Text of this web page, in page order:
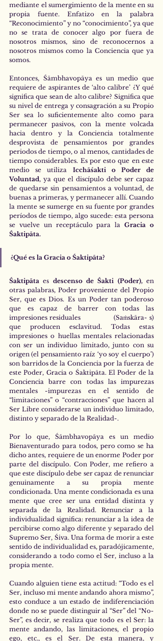
mediante el sumergimiento de la mente en su
propia fuente. Enfatizo en la palabra
“Reconocimiento” y no “conocimiento”, ya que
no se trata de conocer algo por fuera de
nosotros mismos, sino de reconocernos a
nosotros mismos como la Conciencia que ya
somos.
Entonces, Śāmbhavopāya es un medio que
requiere de aspirantes de ‘alto calibre’ ¿Y qué
significa que sean de alto calibre? Significa que
su nivel de entrega y consagración a su Propio
Ser sea lo suficientemente alto como para
permanecer pasivos, con la mente volcada
hacia dentro y la Conciencia totalmente
desprovista de pensamientos por grandes
periodos de tiempo, o al menos, cantidades de
tiempo considerables. Es por esto que en este
medio se utiliza Icchāśakti o Poder de
Voluntad, ya que el discípulo debe ser capaz
de quedarse sin pensamientos a voluntad, de
buenas a primeras, y permanecer allí. Cuando
la mente se sumerge en su fuente por grandes
períodos de tiempo, algo sucede: esta persona
se vuelve un receptáculo para la Gracia o
Śaktipāta.
¿Qué es la Gracia o Śaktipāta?
Śaktipāta es descenso de Śakti (Poder), en
otras palabras, Poder proveniente del Propio
Ser, que es Dios. Es un Poder tan poderoso
que es capaz de barrer con todas las
impresiones residuales                (Saṁskāra- s)
que producen esclavitud. Todas estas
impresiones o huellas mentales relacionadas
con ser un individuo limitado, junto con su
origen (el pensamiento raíz ‘yo soy el cuerpo’)
son barridos de la Conciencia por la fuerza de
este Poder, Gracia o Śaktipāta. El Poder de la
Conciencia barre con todas las impurezas
mentales -impurezas en el sentido de
“limitaciones” o “contracciones” que hacen al
Ser Libre considerarse un individuo limitado,
distinto y separado de la Realidad-.
Por lo que, Śāmbhavopāya es un medio
Bienaventurado para todos, pero como se ha
dicho antes, requiere de un enorme Poder por
parte del discípulo. Con Poder, me refiero a
que este discípulo debe ser capaz de renunciar
genuinamente a su propia mente
condicionada. Una mente condicionada es una
mente que cree ser una entidad distinta y
separada de la Realidad. Renunciar a la
individualidad significa: renunciar a la idea de
percibirse como algo diferente y separado del
Supremo Ser, Śiva. Una forma de morir a este
sentido de individualidad es, paradójicamente,
considerando a todo como el Ser, incluso a la
propia mente.
Cuando alguien tiene esta actitud: “Todo es el
Ser, incluso mi mente andando ahora mismo”,
esto conduce a un estado de indiferenciación
donde no se puede distinguir al “Ser” del “No-
Ser”, es decir, se realiza que todo es el Ser: la
mente andando, las limitaciones, el propio
ego, etc., es el Ser. De esta manera, y